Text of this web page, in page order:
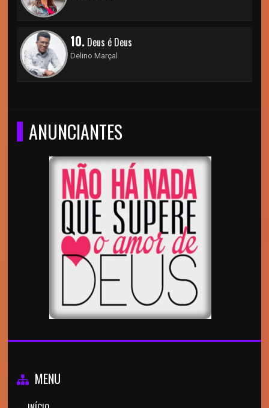
10. Deus é Deus
Delino Marçal
ANUNCIANTES
MENU